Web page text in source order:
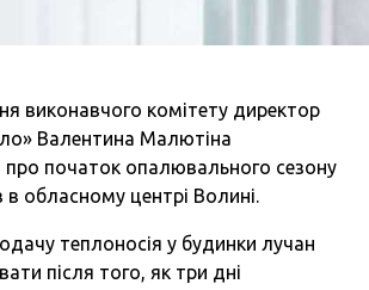
виконавчого комітету директор
Валентина Малютіна
початок опалювального сезону
в обласному центрі Волині.
теплоносія у будинки лучан
після того, як три дні